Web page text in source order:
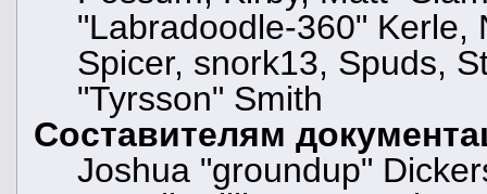
"Labradoodle-360" Kerle,
Spicer, snork13, Spuds,
"Tyrsson" Smith
Составителям
Joshua "groundup"